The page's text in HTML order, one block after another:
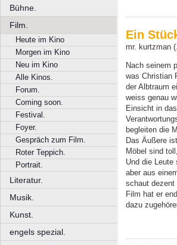
Bühne.
Film.
Heute im Kino
Morgen im Kino
Neu im Kino
Alle Kinos.
Forum.
Coming soon.
Festival.
Foyer.
Gespräch zum Film.
Roter Teppich.
Portrait.
Literatur.
Musik.
Kunst.
engels spezial.
Ein
mr. kurtzman (
Nach seinem
was Christian
der Albtraum
weiss genau
Einsicht in
begleiten die
Das Äußere
Möbel sind
Und die Leute
aber aus
schaut dezent
Film hat er
dazu